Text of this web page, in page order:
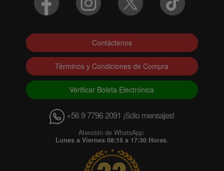
Contáctenos
Términos y Condiciones de Compra
Verificar Boleta Electrónica
+56 9 7796 2091 ¡Sólo mensajes!
Atención de WhatsApp:
Lunes a Viernes 08:15 a 17:30 Horas.